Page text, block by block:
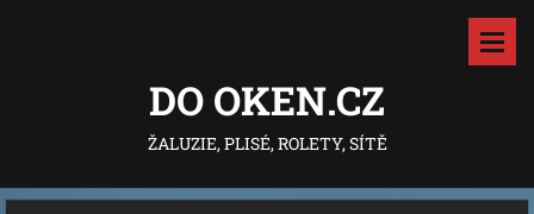
DO OKEN.CZ
ŽALUZIE, PLISÉ, ROLETY, SÍTĚ